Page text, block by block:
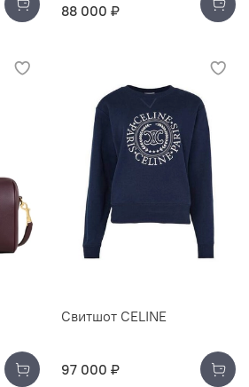
88 000 ₽
Свитшот CELINE
97 000 ₽